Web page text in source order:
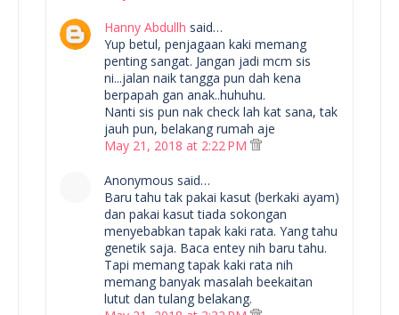
Hanny Abdullh said…
Yup betul, penjagaan kaki memang
penting sangat. Jangan jadi mcm sis
ni...jalan naik tangga pun dah kena
berpapah gan anak..huhuhu.
Nanti sis pun nak check lah kat sana, tak
jauh pun, belakang rumah aje
May 21, 2018 at 2:22 PM
Anonymous said…
Baru tahu tak pakai kasut (berkaki ayam)
dan pakai kasut tiada sokongan
menyebabkan tapak kaki rata. Yang tahu
genetik saja. Baca entey nih baru tahu.
Tapi memang tapak kaki rata nih
memang banyak masalah beekaitan
lutut dan tulang belakang.